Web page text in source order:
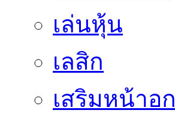
เล่นหุ้น
เลสิก
เสริมหน้าอก